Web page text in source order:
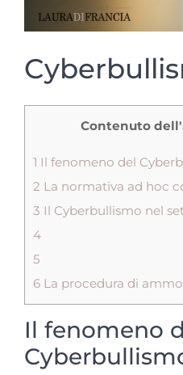
Contenuto
1 Il fenomeno del
2 La normativa ad hoc
3 Il Cyberbullismo nel
4
5
6 La procedura di
Il fenomeno